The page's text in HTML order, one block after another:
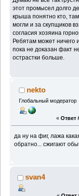
этот промысел долго
крыша понятно кто,
могли и за скупщиков
согласия хозяина
Ребятам может ничего
пока не доказан факт
острастки больше.
nekto
Глобальный модератор
« Ответ
да ну на фиг, лажа
обратно... сжигают
svan4